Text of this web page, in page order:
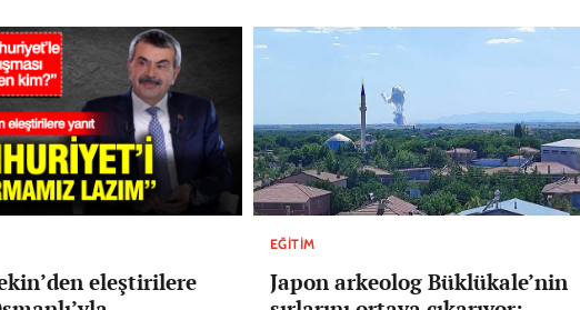
eleştirilere
EĞITIM
Japon arkeolog Büklükale’nin